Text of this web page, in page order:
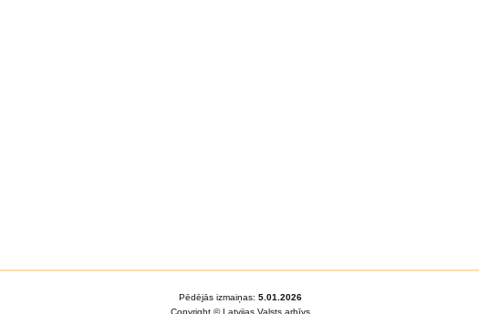
Pēdējās izmaiņas: 5.01.2026
Copyright © Latvijas Valsts arhīvs